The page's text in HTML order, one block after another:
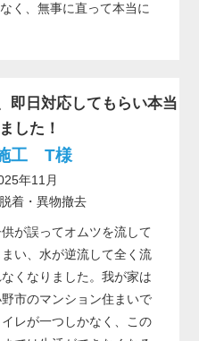
く、無事に直って本当に
即日対応してもらい本当
した！
工 T様
年11月
着・異物撤去
が誤ってオムツを流して
まい、水が逆流して全く流
くなりました。我が家は
市のマンション住まいで
イレが一つしかなく、この